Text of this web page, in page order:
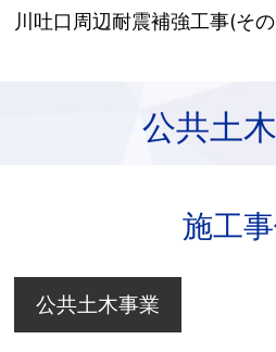
川吐口周辺耐震補強工事(その
公共土
施工
公共土木事業